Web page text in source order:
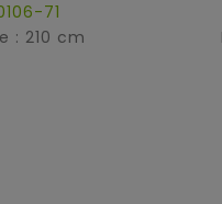
71
: 210 cm